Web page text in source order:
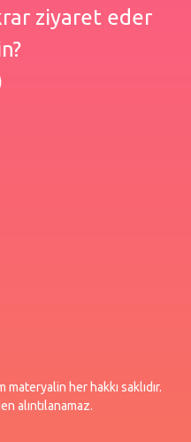
ziyaret eder
her hakkı saklıdır.
alıntılanamaz.